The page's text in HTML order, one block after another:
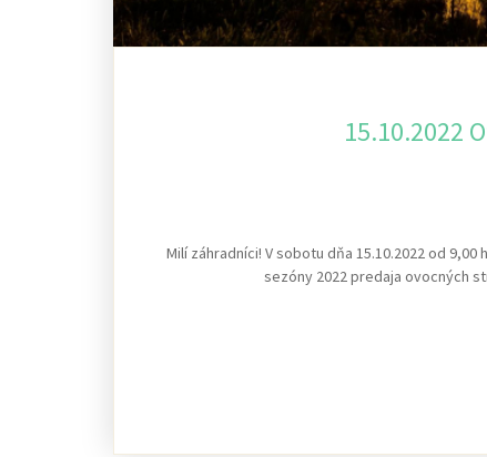
15.10.2022
Milí záhradníci! V sobotu dňa 15.10.2022 od
sezóny 2022 predaja ovocných